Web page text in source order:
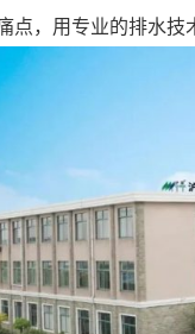
，用专业的排水技